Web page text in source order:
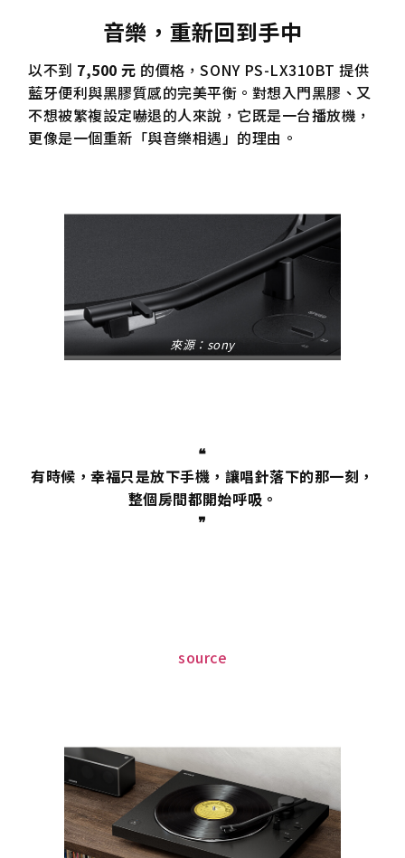
音樂，重新回到手中
以不到 7,500 元 的價格，SONY PS-LX310BT 提供
藍牙便利與黑膠質感的完美平衡。對想入門黑膠、又
不想被繁複設定嚇退的人來說，它既是一台播放機，
更像是一個重新「與音樂相遇」的理由。
來源： sony
❝
有時候，幸福只是放下手機，讓唱針落下的那一刻，
整個房間都開始呼吸。
❞
source